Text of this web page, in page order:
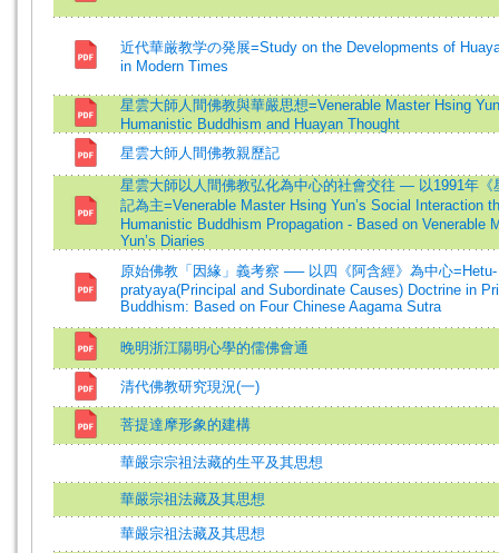
近代華厳教学の発展=Study on the Developments of
in Modern Times
星雲大師人間佛教與華嚴思想=Venerable Master Hsing
Humanistic Buddhism and Huayan Thought
星雲大師人間佛教親歷記
星雲大師以人間佛教弘化為中心的社會交往 — 以1991年《
記為主=Venerable Master Hsing Yun’s Social Interaction
Humanistic Buddhism Propagation - Based on Venerable
Yun’s Diaries
原始佛教「因緣」義考察 ── 以四《阿含經》為中心=Hetu-
pratyaya(Principal and Subordinate Causes) Doctrine in
Buddhism: Based on Four Chinese Aagama Sutra
晚明浙江陽明心學的儒佛會通
清代佛教研究現況(一)
菩提達摩形象的建構
華嚴宗宗祖法藏的生平及其思想
華嚴宗祖法藏及其思想
華嚴宗祖法藏及其思想